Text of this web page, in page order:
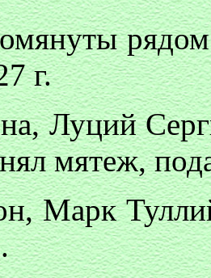
рядом
г.
Луций
мятеж,
Марк